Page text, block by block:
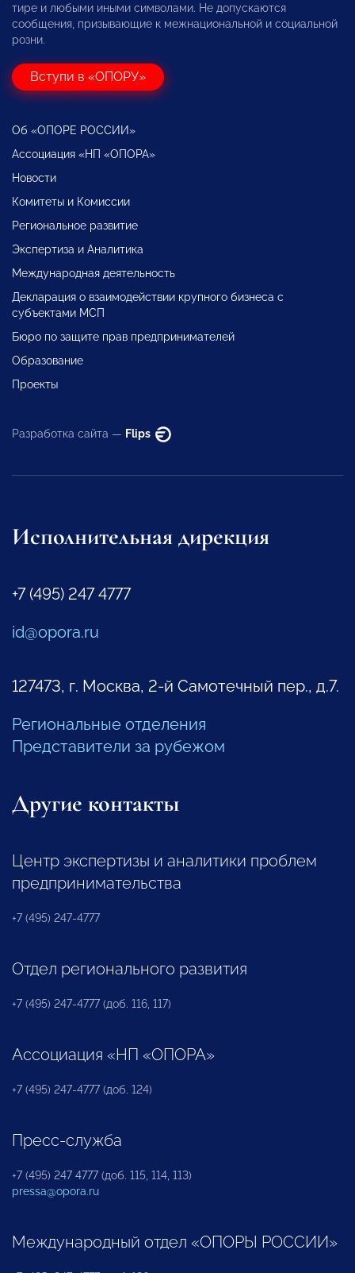
тире и любыми иными символами. Не допускаются
сообщения, призывающие к межнациональной и социальной
розни.
Вступи в «ОПОРУ»
Об «ОПОРЕ РОССИИ»
Ассоциация «НП «ОПОРА»
Новости
Комитеты и Комиссии
Региональное развитие
Экспертиза и Аналитика
Международная деятельность
Декларация о взаимодействии крупного бизнеса с
субъектами МСП
Бюро по защите прав предпринимателей
Образование
Проекты
Разработка сайта — Flips
Исполнительная дирекция
+7 (495) 247 4777
id@opora.ru
127473, г. Москва, 2-й Самотечный пер., д.7.
Региональные отделения
Представители за рубежом
Другие контакты
Центр экспертизы и аналитики проблем
предпринимательства
+7 (495) 247-4777
Отдел регионального развития
+7 (495) 247-4777 (доб. 116, 117)
Ассоциация «НП «ОПОРА»
+7 (495) 247-4777 (доб. 124)
Пресс-служба
+7 (495) 247 4777 (доб. 115, 114, 113)
pressa@opora.ru
Международный отдел «ОПОРЫ РОССИИ»